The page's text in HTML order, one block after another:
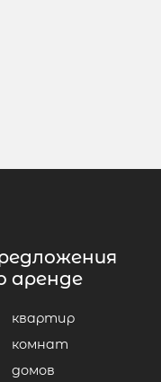
аренде
квартир
комнат
домов